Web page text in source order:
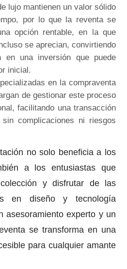
lujo mantienen un valor sólido
por lo que la reventa se
opción rentable, en la que
se aprecian, convirtiendo
en una inversión que puede
inicial.
en la compraventa
de gestionar este proceso
facilitando una transacción
complicaciones ni riesgos
no solo beneficia a los
a los entusiastas que
y disfrutar de las
en diseño y tecnología
asesoramiento experto y un
se transforma en una
para cualquier amante